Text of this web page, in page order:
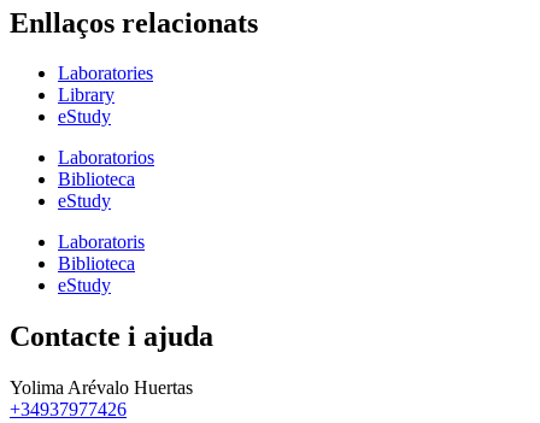
Enllaços relacionats
Laboratories
Library
eStudy
Laboratorios
Biblioteca
eStudy
Laboratoris
Biblioteca
eStudy
Contacte i ajuda
Yolima Arévalo Huertas
+34937977426